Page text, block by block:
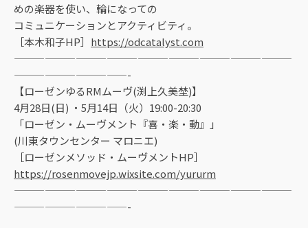
めの楽器を使い、輪になっての
コミュニケーションとアクティビティ。
［本木和子HP］ https://odcatalyst.com
———————————————————————————
———————————-
【ローゼンゆるRMムーヴ(渕上久美埜)】
4月28日(日) ・5月14日（火）19:00-20:30
「ローゼン・ムーヴメント『喜・楽・動』」
(川東タウンセンター マロニエ)
［ローゼンメソッド・ムーヴメントHP］
https://rosenmovejp.wixsite.com/yururm
———————————————————————————
———————————-